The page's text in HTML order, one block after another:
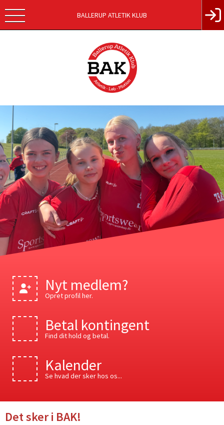
BALLERUP ATLETIK KLUB
Nyt medlem?
Opret profil her.
Betal kontingent
Find dit hold og betal.
Kalender
Se hvad der sker hos os...
Det sker i BAK!